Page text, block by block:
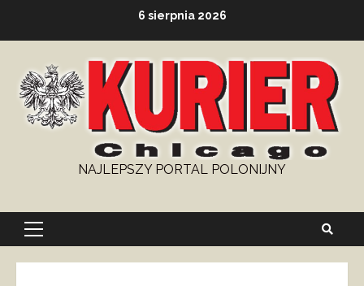
6 sierpnia 2026
NAJLEPSZY PORTAL POLONIJNY
Primary